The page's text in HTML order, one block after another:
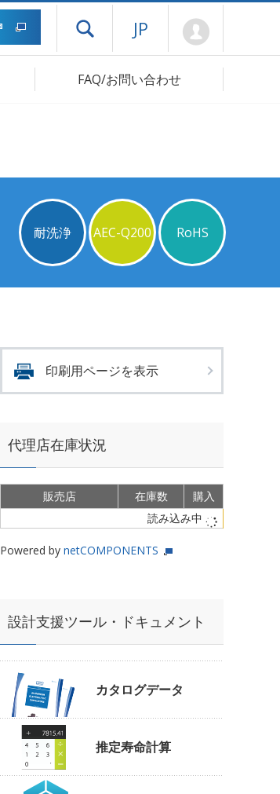
ドロワーメニューを開く
JP
FAQ/お問い合わせ
耐洗浄 AEC-Q200 RoHS
印刷用ページを表示
代理店在庫状況
販売店 在庫数
購入
読み込み中
Powered by netCOMPONENTS
設計支援ツール・ドキュメント
カタログデータ
推定寿命計算